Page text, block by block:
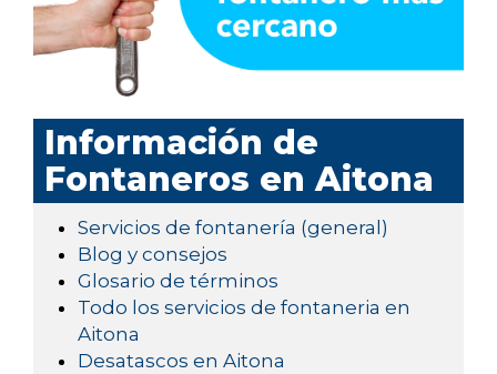
Información de
Fontaneros en Aitona
Servicios de fontanería (general)
Blog y consejos
Glosario de términos
Todo los servicios de fontaneria en
Aitona
Desatascos en Aitona